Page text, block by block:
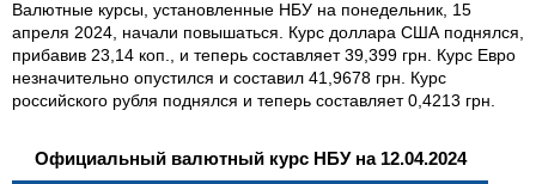
Валютные курсы, установленные НБУ на понедельник, 15
апреля 2024, начали повышаться. Курс доллара США поднялся,
прибавив 23,14 коп., и теперь составляет 39,399 грн. Курс Евро
незначительно опустился и составил 41,9678 грн. Курс
российского рубля поднялся и теперь составляет 0,4213 грн.
Официальный валютный курс НБУ на 12.04.2024